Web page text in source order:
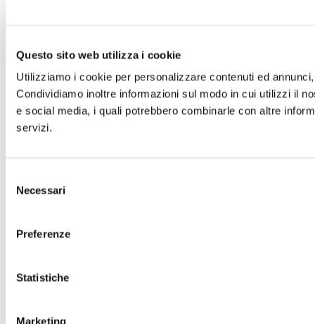
Questo sito web utilizza i cookie
Utilizziamo i cookie per personalizzare contenuti ed
Condividiamo inoltre informazioni sul modo in cui utilizzi il
e social media, i quali potrebbero combinarle con altre
servizi.
delNecessari
Preferenze
Statistiche
Marketing